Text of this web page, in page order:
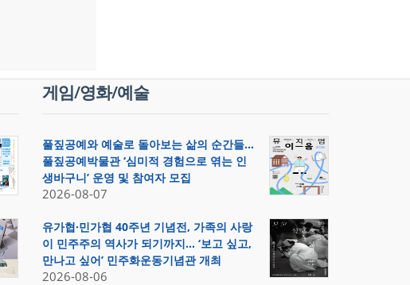
게임/영화/예술
풀짚공예와 예술로 돌아보는 삶의 순간들…
풀짚공예박물관 ‘심미적 경험으로 엮는 인
생바구니’ 운영 및 참여자 모집
2026-08-07
유가협·민가협 40주년 기념전, 가족의 사랑
이 민주주의 역사가 되기까지… ‘보고 싶고,
만나고 싶어’ 민주화운동기념관 개최
2026-08-06